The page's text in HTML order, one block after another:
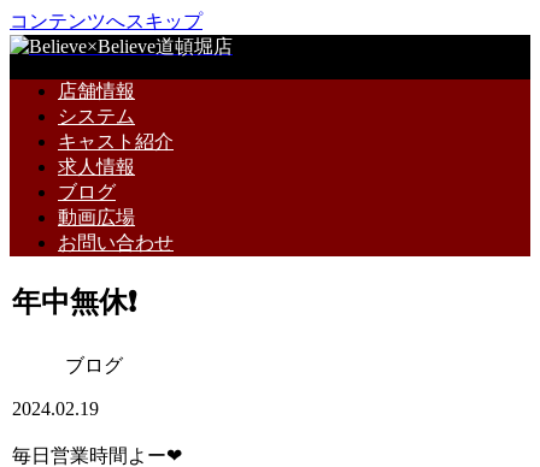
コンテンツへスキップ
店舗情報
システム
キャスト紹介
求人情報
ブログ
動画広場
お問い合わせ
年中無休❗
ブログ
2024.02.19
毎日営業時間よー❤